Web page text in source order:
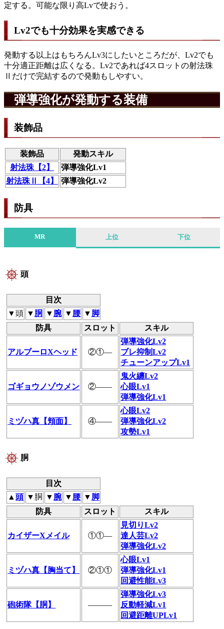
定する。可能な限り高Lvで使おう。
Lv2でも十分効果を実感できる
発動する以上はもちろんLv3にしたいところだが、Lv2でも
十分適正距離は広くなる。Lv2であれば4スロットの射法珠
Ⅱだけで完結するので発動もしやすい。
弾導強化が発動する装備
装飾品
装飾品
発動スキル
射法珠【2】
弾導強化Lv1
射法珠Ⅱ【4】
弾導強化Lv2
防具
MR 上位 下位
頭
目次
▼頭 ▼ 胴 ▼ 腕 ▼ 腰 ▼ 脚
防具
スロット スキル
アルブーロXヘッド ②①―
弾導強化Lv2
ブレ抑制Lv2
チューンアップLv1
ゴギョウノゾウメン ②――
鬼火纏Lv2
心眼Lv1
弾導強化Lv1
ミヅハ真【頬面】 ④――
心眼Lv2
弾導強化Lv2
攻勢Lv1
胴
目次
▲頭 ▼胴 ▼ 腕 ▼ 腰 ▼ 脚
防具
スロット スキル
カイザーXメイル ①①―
見切りLv2
達人芸Lv2
弾導強化Lv2
ミヅハ真【胸当て】 ②①①
心眼Lv1
弾導強化Lv1
回避性能Lv3
砲術隊【胴】 ―――
弾導強化Lv3
反動軽減Lv1
回避距離UPLv1